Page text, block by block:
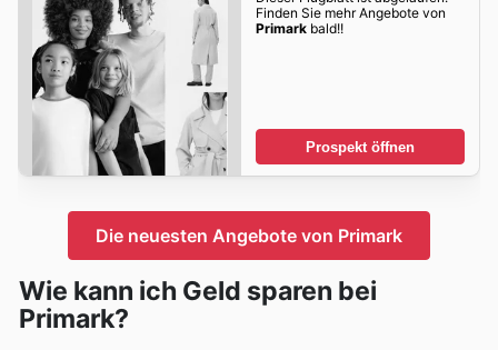
Finden Sie mehr Angebote von
Primarkbald!!
Prospekt öffnen
Die neuesten Angebote von Primark
Wie kann ich Geld sparen bei
Primark?